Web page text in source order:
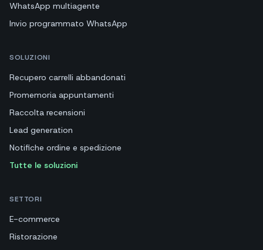
WhatsApp multiagente
Invio programmato WhatsApp
SOLUZIONI
Recupero carrelli abbandonati
Promemoria appuntamenti
Raccolta recensioni
Lead generation
Notifiche ordine e spedizione
Tutte le soluzioni
SETTORI
E-commerce
Ristorazione